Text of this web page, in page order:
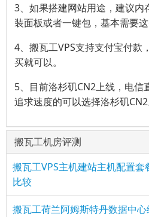
3、如果搭建网站用途，建议
装面板或者一键包，基本需要这
4、搬瓦工VPS支持支付宝付款
买就可以。
5、目前洛杉矶CN2上线，电信
追求速度的可以选择洛杉矶CN2
搬瓦工机房评测
搬瓦工VPS主机建站主机配置
比较
搬瓦工荷兰阿姆斯特丹数据中